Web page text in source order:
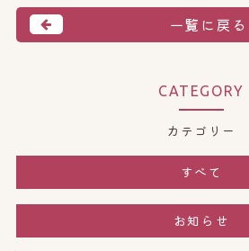
一覧に戻る
CATEGORY
カテゴリー
すべて
お知らせ